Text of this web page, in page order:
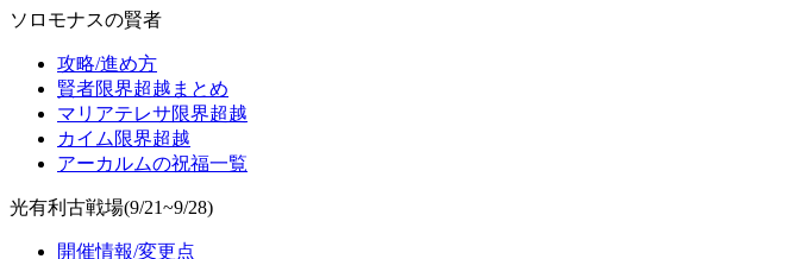
ソロモナスの賢者
攻略/進め方
賢者限界超越まとめ
マリアテレサ限界超越
カイム限界超越
アーカルムの祝福一覧
光有利古戦場(9/21~9/28)
開催情報/変更点